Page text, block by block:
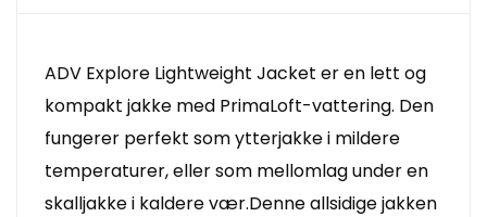
ADV Explore Lightweight Jacket er en lett og
kompakt jakke med PrimaLoft-vattering. Den
fungerer perfekt som ytterjakke i mildere
temperaturer, eller som mellomlag under en
skalljakke i kaldere vær.Denne allsidige jakken